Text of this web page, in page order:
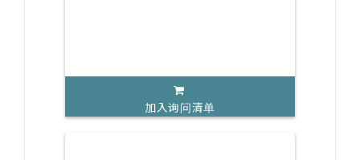
加入询问清单